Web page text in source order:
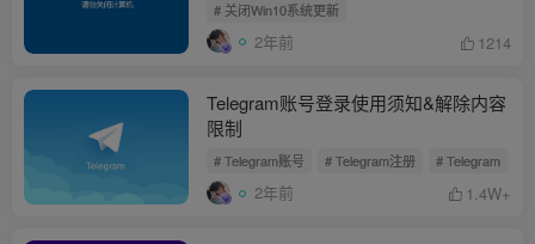
# 关闭Win10系统更新
2年前 1214
Telegram账号登录使用须知&解除内容
限制
# Telegram账号 # Telegram注册 # Telegram
2年前 1.4W+